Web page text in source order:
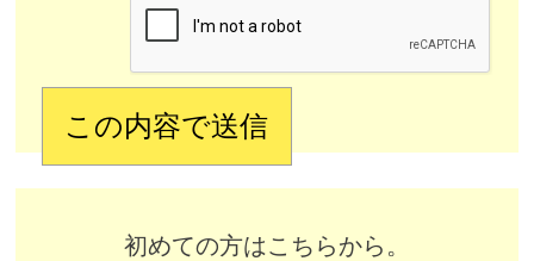
初めての方はこちらから。